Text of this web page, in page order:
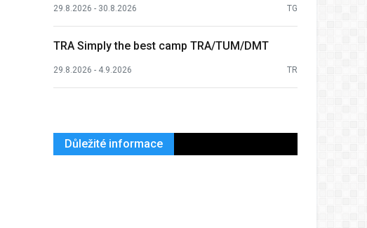
29.8.2026 - 30.8.2026 TG
TRA Simply the best camp TRA/TUM/DMT
29.8.2026 - 4.9.2026 TR
Důležité informace